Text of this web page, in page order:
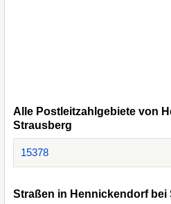
Alle Postleitzahlgebiete von
Strausberg
15378
Straßen in Hennickendorf bei